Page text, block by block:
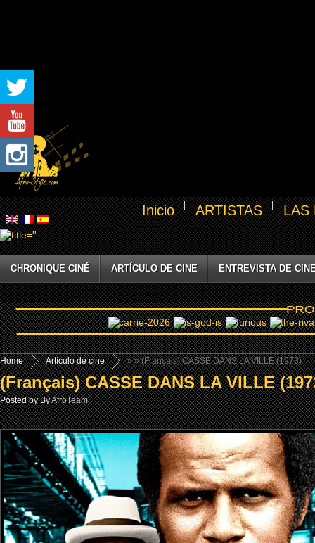
Inicio ARTISTAS LAS
CHRONIQUE CINÉ ARTÍCULO DE CINE ENTREVISTA DE
Home »
Artículo de cine » (Français) CASSE DANS LA VILLE (1973)
(Français) CASSE DANS LA VILLE
Posted by ByAfroTeam